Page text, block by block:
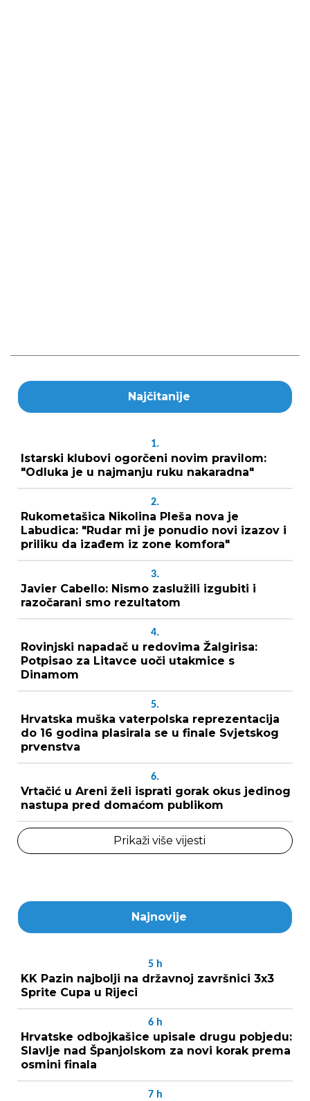
Najčitanije
1.
Istarski klubovi ogorčeni novim pravilom:
"Odluka je u najmanju ruku nakaradna"
2.
Rukometašica Nikolina Pleša nova je
Labudica: "Rudar mi je ponudio novi izazov i
priliku da izađem iz zone komfora"
3.
Javier Cabello: Nismo zaslužili izgubiti i
razočarani smo rezultatom
4.
Rovinjski napadač u redovima Žalgirisa:
Potpisao za Litavce uoči utakmice s
Dinamom
5.
Hrvatska muška vaterpolska reprezentacija
do 16 godina plasirala se u finale Svjetskog
prvenstva
6.
Vrtačić u Areni želi isprati gorak okus jedinog
nastupa pred domaćom publikom
Prikaži više vijesti
Najnovije
5 h
KK Pazin najbolji na državnoj završnici 3x3
Sprite Cupa u Rijeci
6 h
Hrvatske odbojkašice upisale drugu pobjedu:
Slavlje nad Španjolskom za novi korak prema
osmini finala
7 h